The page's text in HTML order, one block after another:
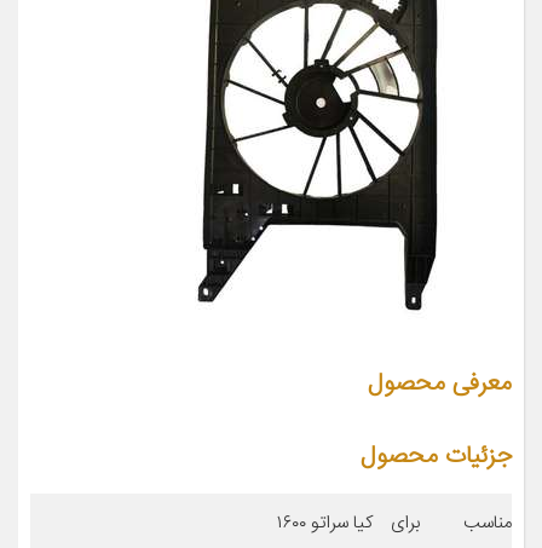
معرفی محصول
جزئیات محصول
مناسب برای
کیا سراتو ۱۶۰۰